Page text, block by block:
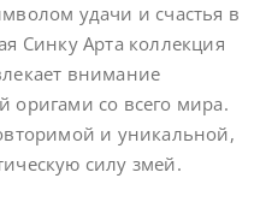
удачи и счастья в
Синку Арта коллекция
внимание
оригами со всего мира.
и уникальной,
силу змей.